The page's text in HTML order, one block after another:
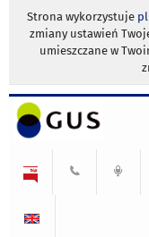
Strona wykorzystuje
zmiany ustawień
umieszczane w